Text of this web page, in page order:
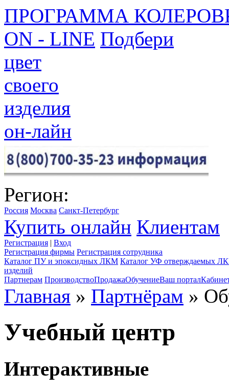
ПРОГРАММА
ON - LINE Подбери
цвет
своего
изделия
он-лайн
Регион:
Россия Москва Санкт-Петербург
Купить онлайн Клиентам
Регистрация | Вход
Регистрация фирмы Регистрация сотрудника
Каталог ПУ и эпоксидных ЛКМ Каталог УФ отверждаемых
изделий
Партнерам ПроизводствоПродажаОбучениеВаш портал
Главная » Партнёрам »
Учебный центр
Интерактивные